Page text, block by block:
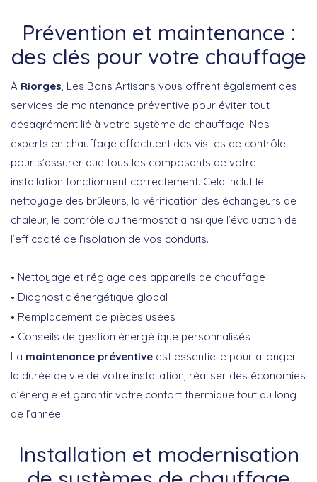
Prévention et maintenance :
des clés pour votre chauffage
À Riorges , Les Bons Artisans vous offrent également des
services de maintenance préventive pour éviter tout
désagrément lié à votre système de chauffage. Nos
experts en chauffage effectuent des visites de contrôle
pour s’assurer que tous les composants de votre
installation fonctionnent correctement. Cela inclut le
nettoyage des brûleurs, la vérification des échangeurs de
chaleur, le contrôle du thermostat ainsi que l’évaluation de
l’efficacité de l’isolation de vos conduits.
Nettoyage et réglage des appareils de chauffage
Diagnostic énergétique global
Remplacement de pièces usées
Conseils de gestion énergétique personnalisés
La maintenance préventive est essentielle pour allonger
la durée de vie de votre installation, réaliser des économies
d’énergie et garantir votre confort thermique tout au long
de l’année.
Installation et modernisation